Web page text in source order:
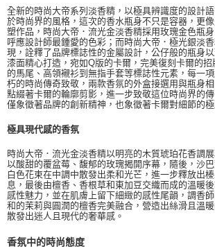
全新的時尚大帝系列淡香精，以極具辨識度的設計
於時尚界的風格，這次的香水瓶身不只是容器，更
塑作品，時尚大帝．流光金淡香精採用玫瑰金色瓶
呼應設計師最鍾愛的色彩；而時尚大帝．極光銀淡
現，詮釋了品牌標誌性的金屬設計，公仔般的瓶身
漆面精心打造，宛如Q版的卡爾，完美復刻卡爾的
的馬尾、高領襯衫到無指手套等標誌性元素，每一
朽的時尚傳奇致敬，兩款香氛的外盒接選用與瓶身
點綴著卡爾的輪廓剪影，進一步致敬這位時尚界的
僅象徵著品牌的創新精神，也象徵著卡爾對細節的極
極具現代感的香氛
時尚大帝．流光金淡香精以明亮的木質琥珀花香調
以酸甜的覆盆莓、馥郁的玫瑰揭開序幕，隨後，沙
白色花束在中調中散發出柔和光芒，進一步釋放出
息，最後由檀香、香根草和東加豆交織而成的溫暖
感性魅力，並在肌膚上留下細緻的感性尾韻，調香
和的茉莉與圓潤的檀香完美融合，營造出絲滑且溫
散發出迷人且現代的奢華感。
香氛中的時尚態度